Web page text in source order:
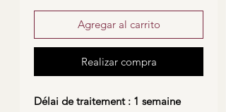
Agregar al carrito
Realizar compra
Délai de traitement : 1 semaine